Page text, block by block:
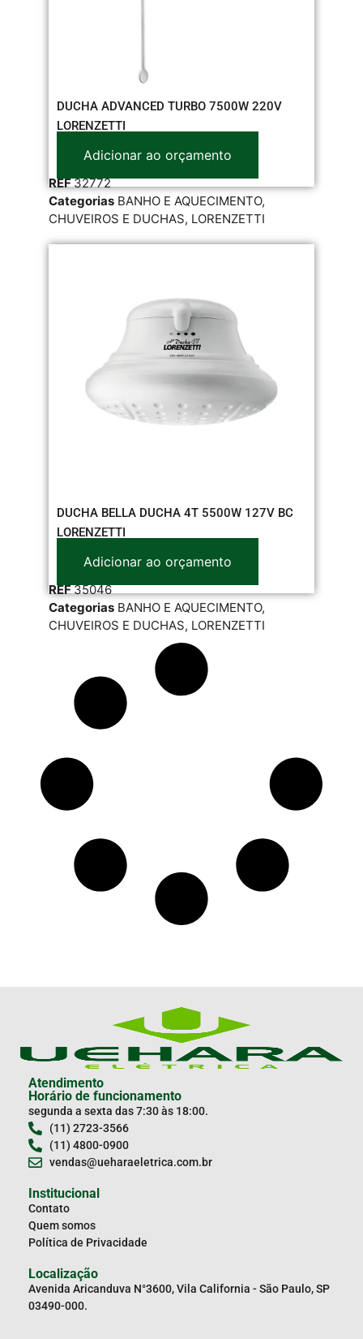
DUCHA ADVANCED TURBO 7500W 220V
LORENZETTI
Adicionar ao orçamento
REF32772
Categorias BANHO E AQUECIMENTO,
CHUVEIROS E DUCHAS, LORENZETTI
DUCHA BELLA DUCHA 4T 5500W 127V BC
LORENZETTI
Adicionar ao orçamento
REF35046
Categorias BANHO E AQUECIMENTO,
CHUVEIROS E DUCHAS, LORENZETTI
Atendimento
Horário de funcionamento
segunda a sexta das 7:30 às 18:00.
(11) 2723-3566
(11) 4800-0900
vendas@ueharaeletrica.com.br
Institucional
Contato
Quem somos
Política de Privacidade
Localização
Avenida Aricanduva N°3600, Vila California - São Paulo, SP
03490-000.